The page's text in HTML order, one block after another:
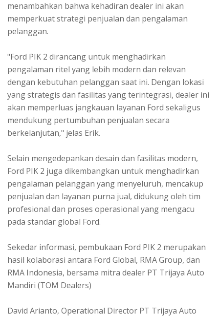
menambahkan bahwa kehadiran dealer ini akan
memperkuat strategi penjualan dan pengalaman
pelanggan.
"Ford PIK 2 dirancang untuk menghadirkan
pengalaman ritel yang lebih modern dan relevan
dengan kebutuhan pelanggan saat ini. Dengan lokasi
yang strategis dan fasilitas yang terintegrasi, dealer ini
akan memperluas jangkauan layanan Ford sekaligus
mendukung pertumbuhan penjualan secara
berkelanjutan," jelas Erik.
Selain mengedepankan desain dan fasilitas modern,
Ford PIK 2 juga dikembangkan untuk menghadirkan
pengalaman pelanggan yang menyeluruh, mencakup
penjualan dan layanan purna jual, didukung oleh tim
profesional dan proses operasional yang mengacu
pada standar global Ford.
Sekedar informasi, pembukaan Ford PIK 2 merupakan
hasil kolaborasi antara Ford Global, RMA Group, dan
RMA Indonesia, bersama mitra dealer PT Trijaya Auto
Mandiri (TOM Dealers)
David Arianto, Operational Director PT Trijaya Auto